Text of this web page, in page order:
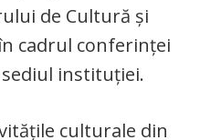
de Cultură și
cadrul conferinței
instituției.
culturale din